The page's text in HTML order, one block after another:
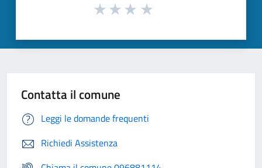
Contatta il comune
Leggi le domande frequenti
Richiedi Assistenza